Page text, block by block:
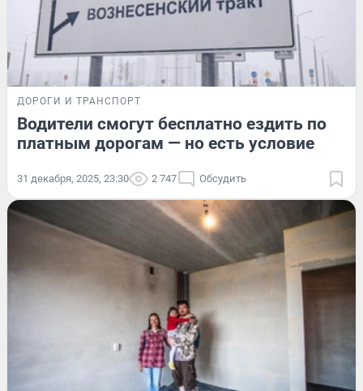
ДОРОГИ И ТРАНСПОРТ
Водители смогут бесплатно ездить по
платным дорогам — но есть условие
31 декабря, 2025, 23:30 2 747 Обсудить